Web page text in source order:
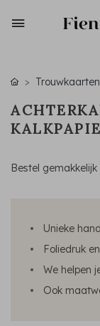
Trouwkaarten
Bestel
Unieke
Foliedruk
We helpen
Ook